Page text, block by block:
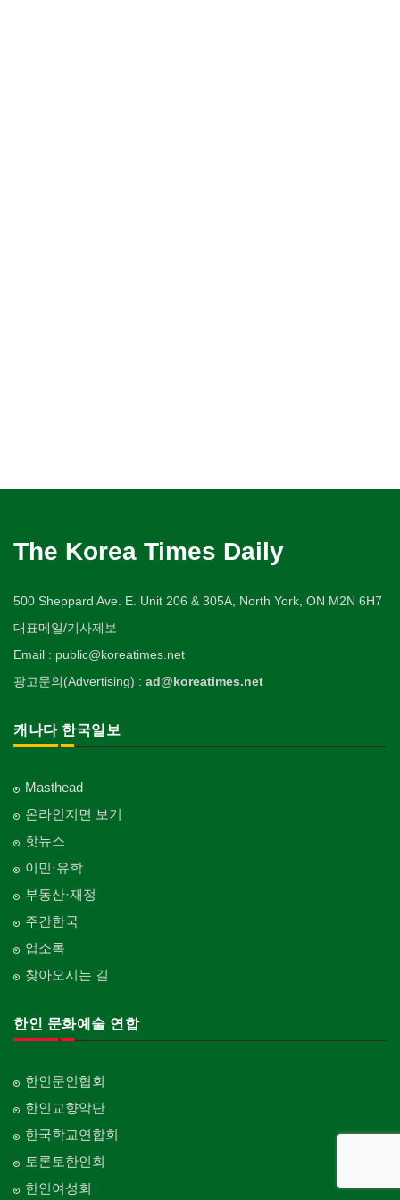
The Korea Times Daily
500 Sheppard Ave. E. Unit 206 & 305A, North York, ON M2N 6H7
대표메일/기사제보
Email : public@koreatimes.net
광고문의(Advertising) : ad@koreatimes.net
캐나다 한국일보
Masthead
온라인지면 보기
핫뉴스
이민·유학
부동산·재정
주간한국
업소록
찾아오시는 길
한인 문화예술 연합
한인문인협회
한인교향악단
한국학교연합회
토론토한인회
한인여성회